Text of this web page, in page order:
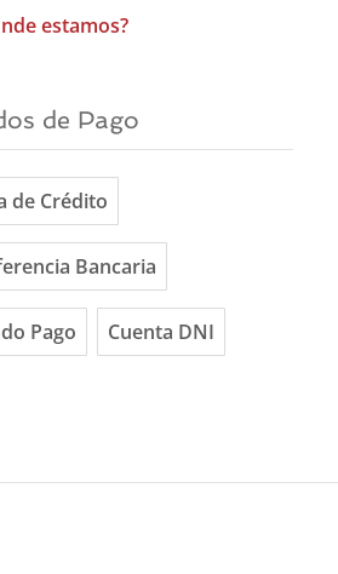
estamos?
de Pago
de Crédito
Bancaria
Pago Cuenta DNI